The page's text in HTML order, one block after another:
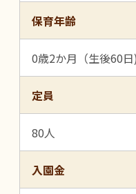
保育年齢
0歳2か月（生後60
定員
80人
入園金